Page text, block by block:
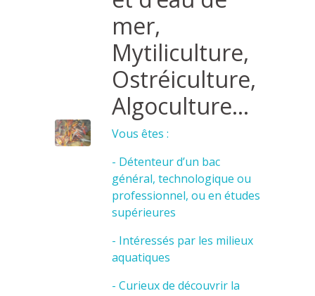
mer,
Mytiliculture,
Ostréiculture,
Algoculture...
Vous êtes :
- Détenteur d’un bac
général, technologique ou
professionnel, ou en études
supérieures
- Intéressés par les milieux
aquatiques
- Curieux de découvrir la